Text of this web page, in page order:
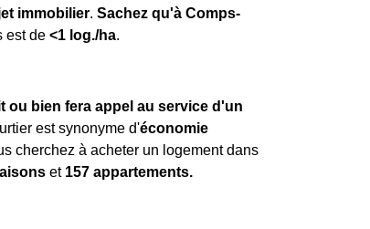
immobilier. Sachez qu'à Comps-
est de <1 log./ha.
ou bien fera appel au service d'un
est synonyme d'économie
cherchez à acheter un logement dans
et 157 appartements.